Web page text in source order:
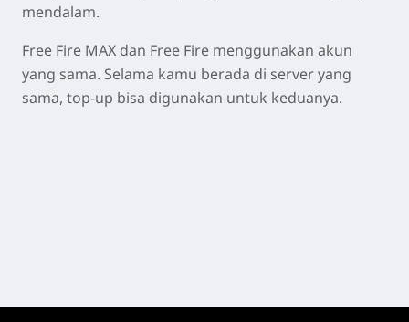
mendalam.
Free Fire MAX dan Free Fire menggunakan akun
yang sama. Selama kamu berada di server yang
sama, top-up bisa digunakan untuk keduanya.